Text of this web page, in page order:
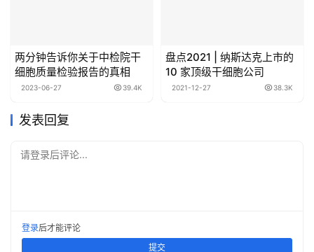
两分钟告诉你关于中检院干
细胞质量检验报告的真相
2023-06-27 39.4K
盘点2021 | 纳斯达克上市的
10 家顶级干细胞公司
2021-12-27 38.3K
发表回复
请登录后评论...
登录后才能评论
提交